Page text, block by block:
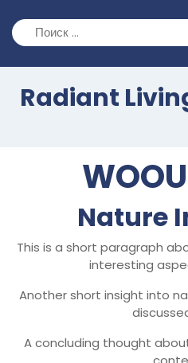
содержимому
Radiant
Nature
This is a short paragraph
interesting
Another short insight into
A concluding thought